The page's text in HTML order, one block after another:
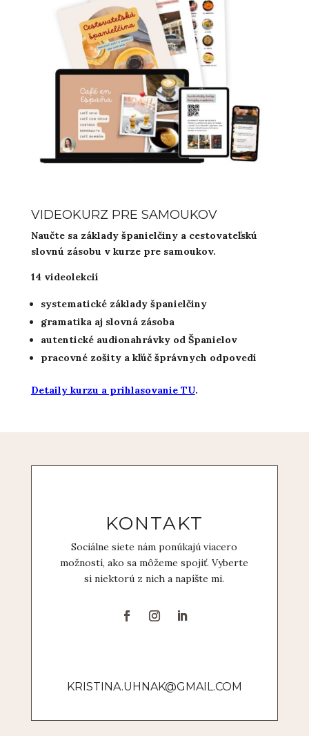
VIDEOKURZ PRE SAMOUKOV
Naučte sa základy španielčiny a cestovateľskú
slovnú zásobu v kurze pre samoukov.
14 videolekcií
systematické základy španielčiny
gramatika aj slovná zásoba
autentické audionahrávky od Španielov
pracovné zošity a kľúč šprávnych odpovedí
Detaily kurzu a prihlasovanie TU.
KONTAKT
Sociálne siete nám ponúkajú viacero
možností, ako sa môžeme spojiť. Vyberte
si niektorú z nich a napíšte mi.
KRISTINA.UHNAK@GMAIL.COM